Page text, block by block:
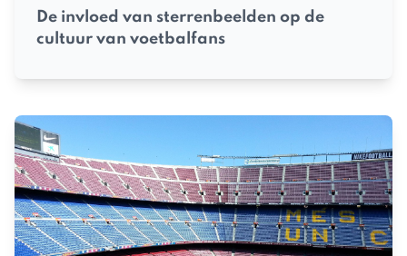
De invloed van sterrenbeelden op de
cultuur van voetbalfans